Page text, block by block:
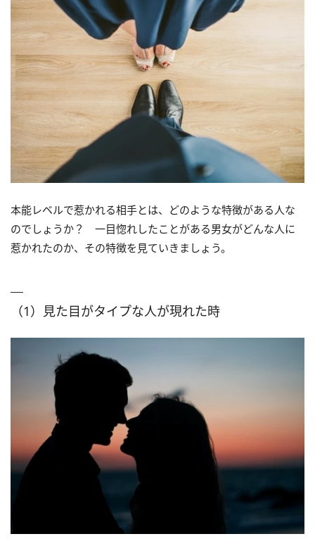
本能レベルで惹かれる相手とは、どのような特徴がある人な
のでしょうか？ 一目惚れしたことがある男女がどんな人に
惹かれたのか、その特徴を見ていきましょう。
（1）見た目がタイプな人が現れた時